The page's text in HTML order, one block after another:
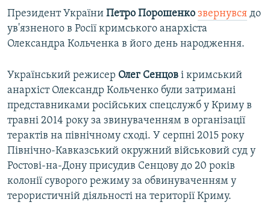
Президент України Петро Порошенко звернувся до
ув'язненого в Росії кримського анархіста
Олександра Кольченка в його день народження.
Український режисер Олег Сенцов і кримський
анархіст Олександр Кольченко були затримані
представниками російських спецслужб у Криму в
травні 2014 року за звинуваченням в організації
терактів на північному сході. У серпні 2015 року
Північно-Кавказський окружний військовий суд у
Ростові-на-Дону присудив Сенцову до 20 років
колонії суворого режиму за обвинуваченням у
терористичній діяльності на території Криму.